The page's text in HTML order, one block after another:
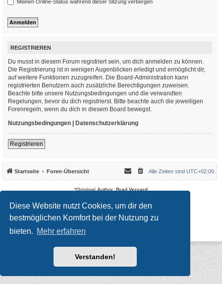
Diese Website nutzt Cookies, um dir den
bestmöglichen Komfort bei der Nutzung zu
bieten. Mehr erfahren
Verstanden!
Meinen Online-Status während dieser Sitzung verbergen
REGISTRIEREN
Du musst in diesem Forum registriert sein, um dich anmelden zu können.
Die Registrierung ist in wenigen Augenblicken erledigt und ermöglicht dir,
auf weitere Funktionen zuzugreifen. Die Board-Administration kann
registrierten Benutzern auch zusätzliche Berechtigungen zuweisen.
Beachte bitte unsere Nutzungsbedingungen und die verwandten
Regelungen, bevor du dich registrierst. Bitte beachte auch die jeweiligen
Forenregeln, wenn du dich in diesem Board bewegst.
Nutzungsbedingungen | Datenschutzerklärung
Registrieren
Startseite Foren-Übersicht Alle Zeiten sind UTC+02:00
*Original Author: Brad Veryard
Powered byphpBB® Forum Software © phpBB Limited
Deutsche Übersetzung durchphpBB.de